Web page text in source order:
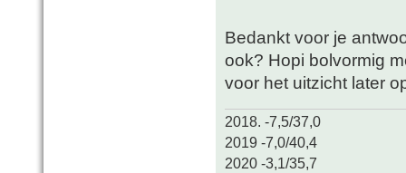
Bedankt voor je
ook? Hopi bolvormig
voor het uitzicht later
2018. -7,5/37,0
2019 -7,0/40,4
2020 -3,1/35,7